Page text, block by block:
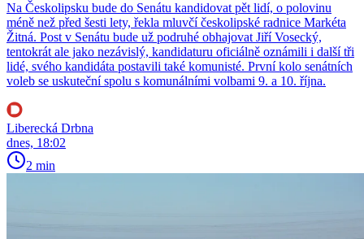
Na Českolipsku bude do Senátu kandidovat pět lidí, o polovinu
méně než před šesti lety, řekla mluvčí českolipské radnice Markéta
Žitná. Post v Senátu bude už podruhé obhajovat Jiří Vosecký,
tentokrát ale jako nezávislý, kandidaturu oficiálně oznámili i další tři
lidé, svého kandidáta postavili také komunisté. První kolo senátních
voleb se uskuteční spolu s komunálními volbami 9. a 10. října.
Liberecká Drbna
dnes, 18:02
2 min